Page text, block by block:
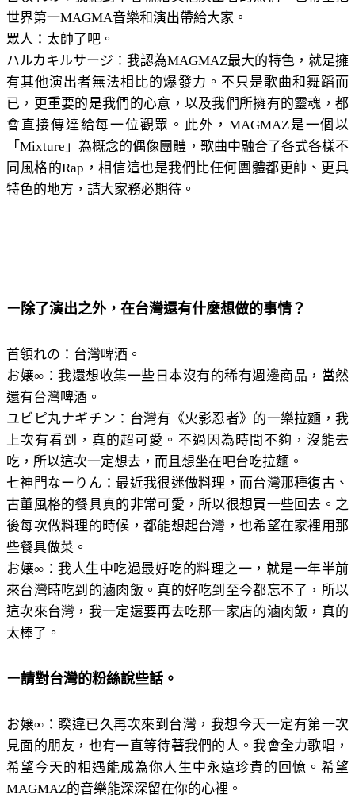
世界第一MAGMA音樂和演出帶給大家。
眾人：太帥了吧。
ハルカキルサージ：我認為MAGMAZ最大的特色，就是擁
有其他演出者無法相比的爆發力。不只是歌曲和舞蹈而
已，更重要的是我們的心意，以及我們所擁有的靈魂，都
會直接傳達給每一位觀眾。此外，MAGMAZ是一個以
「Mixture」為概念的偶像團體，歌曲中融合了各式各樣不
同風格的Rap，相信這也是我們比任何團體都更帥、更具
特色的地方，請大家務必期待。
ー除了演出之外，在台灣還有什麼想做的事情？
首領れの：台灣啤酒。
お嬢∞：我還想收集一些日本沒有的稀有週邊商品，當然
還有台灣啤酒。
ユビピ丸ナギチン：台灣有《火影忍者》的一樂拉麵，我
上次有看到，真的超可愛。不過因為時間不夠，沒能去
吃，所以這次一定想去，而且想坐在吧台吃拉麵。
七神門なーりん：最近我很迷做料理，而台灣那種復古、
古董風格的餐具真的非常可愛，所以很想買一些回去。之
後每次做料理的時候，都能想起台灣，也希望在家裡用那
些餐具做菜。
お嬢∞：我人生中吃過最好吃的料理之一，就是一年半前
來台灣時吃到的滷肉飯。真的好吃到至今都忘不了，所以
這次來台灣，我一定還要再去吃那一家店的滷肉飯，真的
太棒了。
ー請對台灣的粉絲說些話。
お嬢∞：睽違已久再次來到台灣，我想今天一定有第一次
見面的朋友，也有一直等待著我們的人。我會全力歌唱，
希望今天的相遇能成為你人生中永遠珍貴的回憶。希望
MAGMAZ的音樂能深深留在你的心裡。